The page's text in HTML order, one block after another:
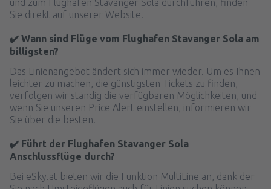
Sie direkt auf unserer Website.
✔️ Wann sind Flüge vom Flughafen Stavanger Sola am
billigsten?
Das Linienangebot ändert sich immer wieder. Um es Ihnen
leichter zu machen, die günstigsten Tickets zu finden,
verfolgen wir ständig die verfügbaren Möglichkeiten, und
wenn Sie unseren Price Alert einstellen, informieren wir
Sie über die besten.
✔️ Führt der Flughafen Stavanger Sola
Anschlussflüge durch?
Bei eSky.at bieten wir die Funktion MultiLine an, dank der